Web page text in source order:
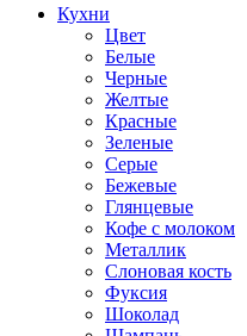
Кухни
Цвет
Белые
Черные
Желтые
Красные
Зеленые
Серые
Бежевые
Глянцевые
Кофе с молоком
Металлик
Слоновая кость
Фуксия
Шоколад